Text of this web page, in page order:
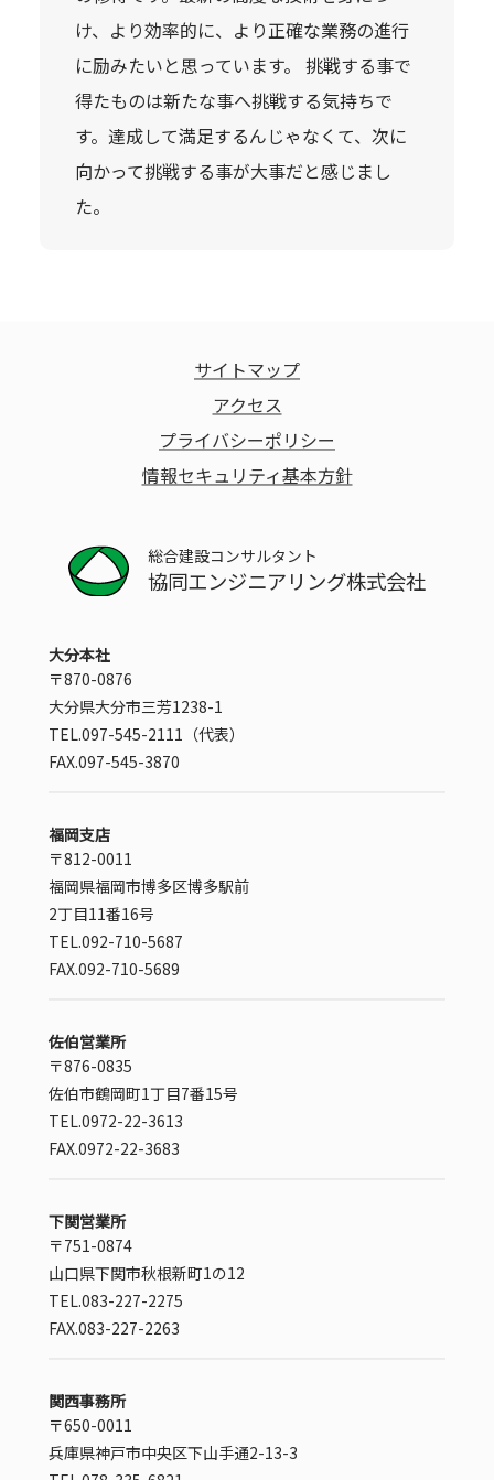
け、より効率的に、より正確な業務の進行
に励みたいと思っています。 挑戦する事で
得たものは新たな事へ挑戦する気持ちで
す。達成して満足するんじゃなくて、次に
向かって挑戦する事が大事だと感じまし
た。
サイトマップ
アクセス
プライバシーポリシー
情報セキュリティ基本方針
総合建設コンサルタント
協同エンジニアリング株式会社
大分本社
〒870-0876
大分県大分市三芳1238-1
TEL.097-545-2111（代表）
FAX.097-545-3870
福岡支店
〒812-0011
福岡県福岡市博多区博多駅前
2丁目11番16号
TEL.092-710-5687
FAX.092-710-5689
佐伯営業所
〒876-0835
佐伯市鶴岡町1丁目7番15号
TEL.0972-22-3613
FAX.0972-22-3683
下関営業所
〒751-0874
山口県下関市秋根新町1の12
TEL.083-227-2275
FAX.083-227-2263
関西事務所
〒650-0011
兵庫県神戸市中央区下山手通2-13-3